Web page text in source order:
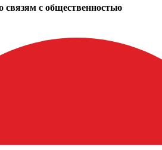
связям с общественностью